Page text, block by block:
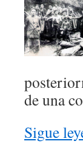
de una
Sigue